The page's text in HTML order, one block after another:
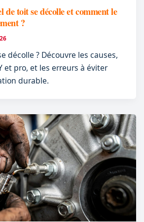
de toit se décolle et comment le
?
décolle ? Découvre les causes,
et pro, et les erreurs à éviter
durable.